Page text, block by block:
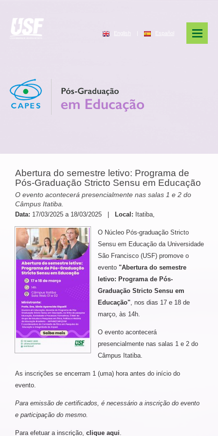
English | Español
Abertura do semestre letivo: Programa de
Pós-Graduação Stricto Sensu em Educação
O evento acontecerá presencialmente nas salas 1 e 2 do
Câmpus Itatiba.
Data: 17/03/2025 a 18/03/2025 | Local: Itatiba,
O Núcleo Pós-graduação Stricto
Sensu em Educação da Universidade
São Francisco (USF) promove o
evento "Abertura do semestre
letivo: Programa de Pós-
Graduação Stricto Sensu em
Educação", nos dias 17 e 18 de
março, às 14h.
O evento acontecerá
presencialmente nas salas 1 e 2 do
Câmpus Itatiba.
As inscrições se encerram 1 (uma) hora antes do início do
evento.
Para emissão de certificados, é necessário a inscrição do evento
e participação do mesmo.
Para efetuar a inscrição, clique aqui.